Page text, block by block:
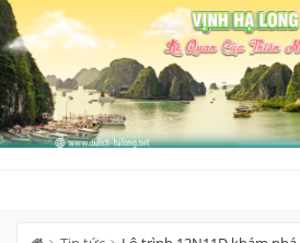
Skip
to
content